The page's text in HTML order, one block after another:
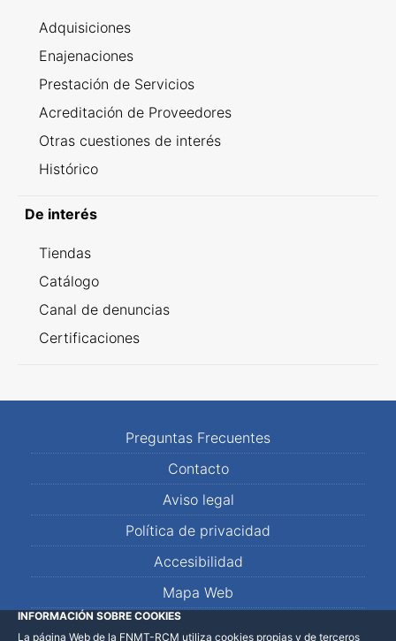
Adquisiciones
Enajenaciones
Prestación de Servicios
Acreditación de Proveedores
Otras cuestiones de interés
Histórico
De interés
Tiendas
Catálogo
Canal de denuncias
Certificaciones
Preguntas Frecuentes
Contacto
Aviso legal
Política de privacidad
Accesibilidad
Mapa Web
INFORMACIÓN SOBRE COOKIES
La página Web de la FNMT-RCM utiliza cookies propias y de terceros